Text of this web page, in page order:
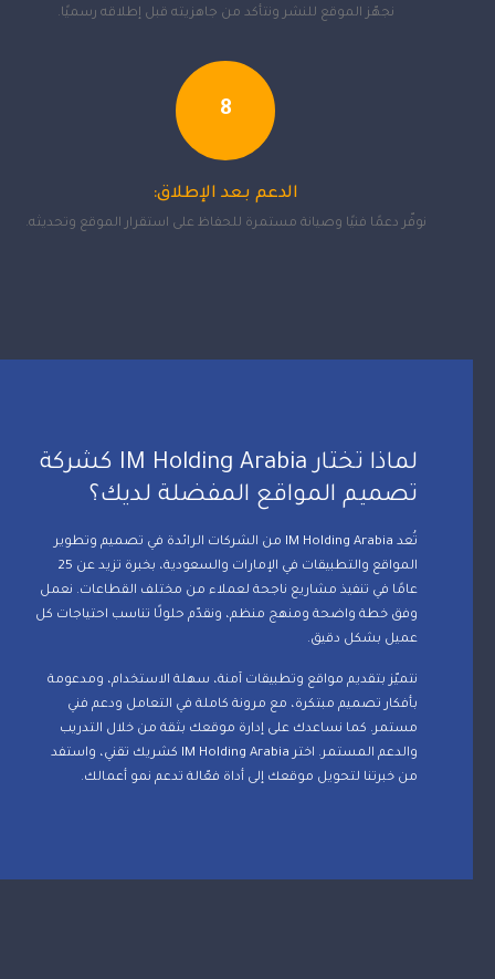
نجهّز الموقع للنشر ونتأكد من جاهزيته قبل إطلاقه رسميًا.
8
الدعم بعد الإطلاق:
نوفّر دعمًا فنيًا وصيانة مستمرة للحفاظ على استقرار الموقع وتحديثه.
لماذا تختار IM Holding Arabia كشركة
تصميم المواقع المفضلة لديك؟
تُعد IM Holding Arabia من الشركات الرائدة في تصميم وتطوير
المواقع والتطبيقات في الإمارات والسعودية، بخبرة تزيد عن 25
عامًا في تنفيذ مشاريع ناجحة لعملاء من مختلف القطاعات. نعمل
وفق خطة واضحة ومنهج منظم، ونقدّم حلولًا تناسب احتياجات كل
عميل بشكل دقيق.
نتميّز بتقديم مواقع وتطبيقات آمنة، سهلة الاستخدام، ومدعومة
بأفكار تصميم مبتكرة، مع مرونة كاملة في التعامل ودعم فني
مستمر. كما نساعدك على إدارة موقعك بثقة من خلال التدريب
والدعم المستمر. اختر IM Holding Arabia كشريك تقني، واستفد
من خبرتنا لتحويل موقعك إلى أداة فعّالة تدعم نمو أعمالك.